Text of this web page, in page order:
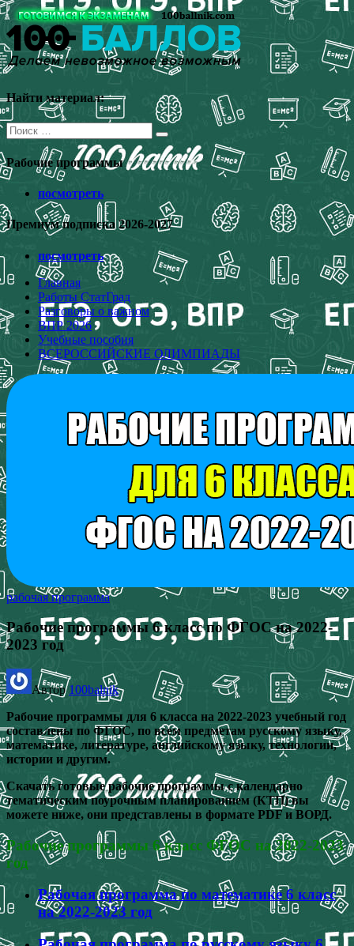
Перейти
к
содержимому
Найти материал:
Поиск
для:
Рабочие программы
посмотреть
Премиум подписка 2026-2027
посмотреть
Главная
Работы СтатГрад
Разговоры о важном
ВПР 2026
Учебные пособия
ВСЕРОССИЙСКИЕ ОЛИМПИАДЫ
рабочая программа
Рабочие программы 6 класс по ФГОС на 2022-
2023 год
Автор100balnik
Рабочие программы для 6 класса на 2022-2023 учебный год
составлены по ФГОС, по всем предметам русскому языку,
математике, литературе, английскому языку, технологии,
истории и другим.
Скачать готовые рабочие программы с календарно
тематическим поурочным планированием (КТП) вы
можете ниже, они представлены в формате PDF и ВОРД.
Рабочие программы 6 класс ФГОС на 2022-2023
год
Рабочая программа по математике 6 класс
на 2022-2023 год